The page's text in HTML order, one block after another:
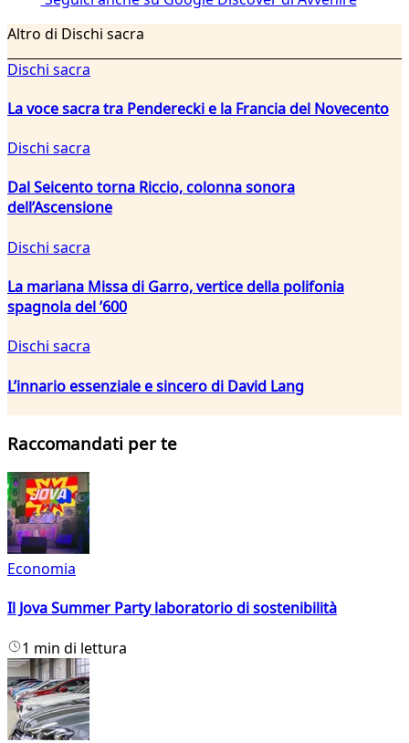
Altro di Dischi sacra
Dischi sacra
La voce sacra tra Penderecki e la Francia del Novecento
Dischi sacra
Dal Seicento torna Riccio, colonna sonora
dell’Ascensione
Dischi sacra
La mariana Missa di Garro, vertice della polifonia
spagnola del ’600
Dischi sacra
L’innario essenziale e sincero di David Lang
Raccomandati per te
Economia
Il Jova Summer Party laboratorio di sostenibilità
1 min di lettura